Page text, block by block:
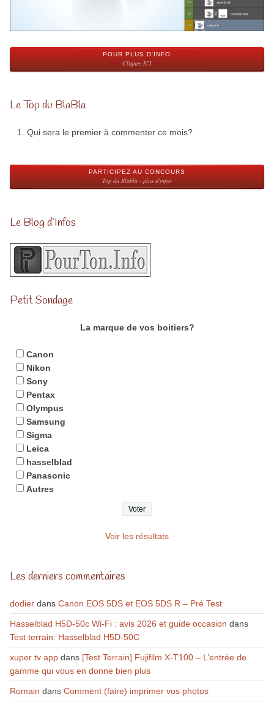
POUR PLUS D'INFO
Cliquez ICI
Le Top du BlaBla
Qui sera le premier à commenter ce mois?
PARTICIPEZ AU CONCOURS
Top du Blabla - plus d'infos
Le Blog d’Infos
Petit Sondage
La marque de vos boitiers?
Canon
Nikon
Sony
Pentax
Olympus
Samsung
Sigma
Leica
hasselblad
Panasonic
Autres
Voir les résultats
Les derniers commentaires
dodierdans Canon EOS 5DS et EOS 5DS R – Pré Test
Hasselblad H5D-50c Wi-Fi : avis 2026 et guide occasion dans
Test terrain: Hasselblad H5D-50C
xuper tv appdans [Test Terrain] Fujifilm X-T100 – L’entrée de
gamme qui vous en donne bien plus
Romain dans Comment (faire) imprimer vos photos